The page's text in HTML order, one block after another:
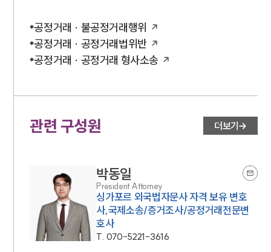
공정거래 · 불공정거래행위
공정거래 · 공정거래법위반
공정거래 · 공정거래 형사소송
관련 구성원 더보기
박동일
President Attorney
싱가포르 외국법자문사 자격 보유 변호
사,국제소송/증거조사/공정거래전문변
호사
T. 070-5221-3616